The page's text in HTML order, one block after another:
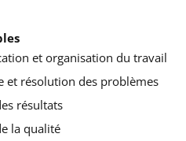
et organisation du travail
et résolution des problèmes
résultats
la qualité